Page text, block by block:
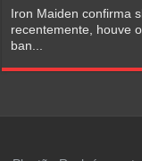
Iron Maiden confirma
recentemente, houve
ban...